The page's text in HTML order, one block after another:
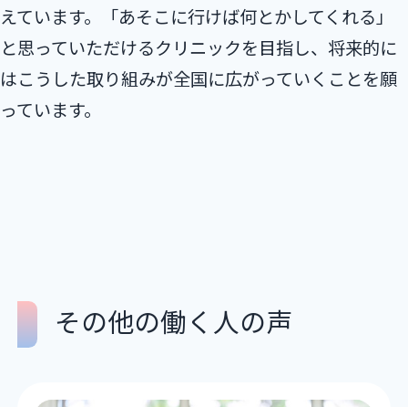
えています。「あそこに行けば何とかしてくれる」
と思っていただけるクリニックを目指し、将来的に
はこうした取り組みが全国に広がっていくことを願
っています。
その他の働く人の声